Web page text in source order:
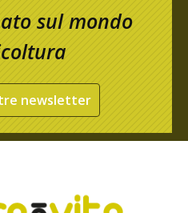
sul mondo
newsletter